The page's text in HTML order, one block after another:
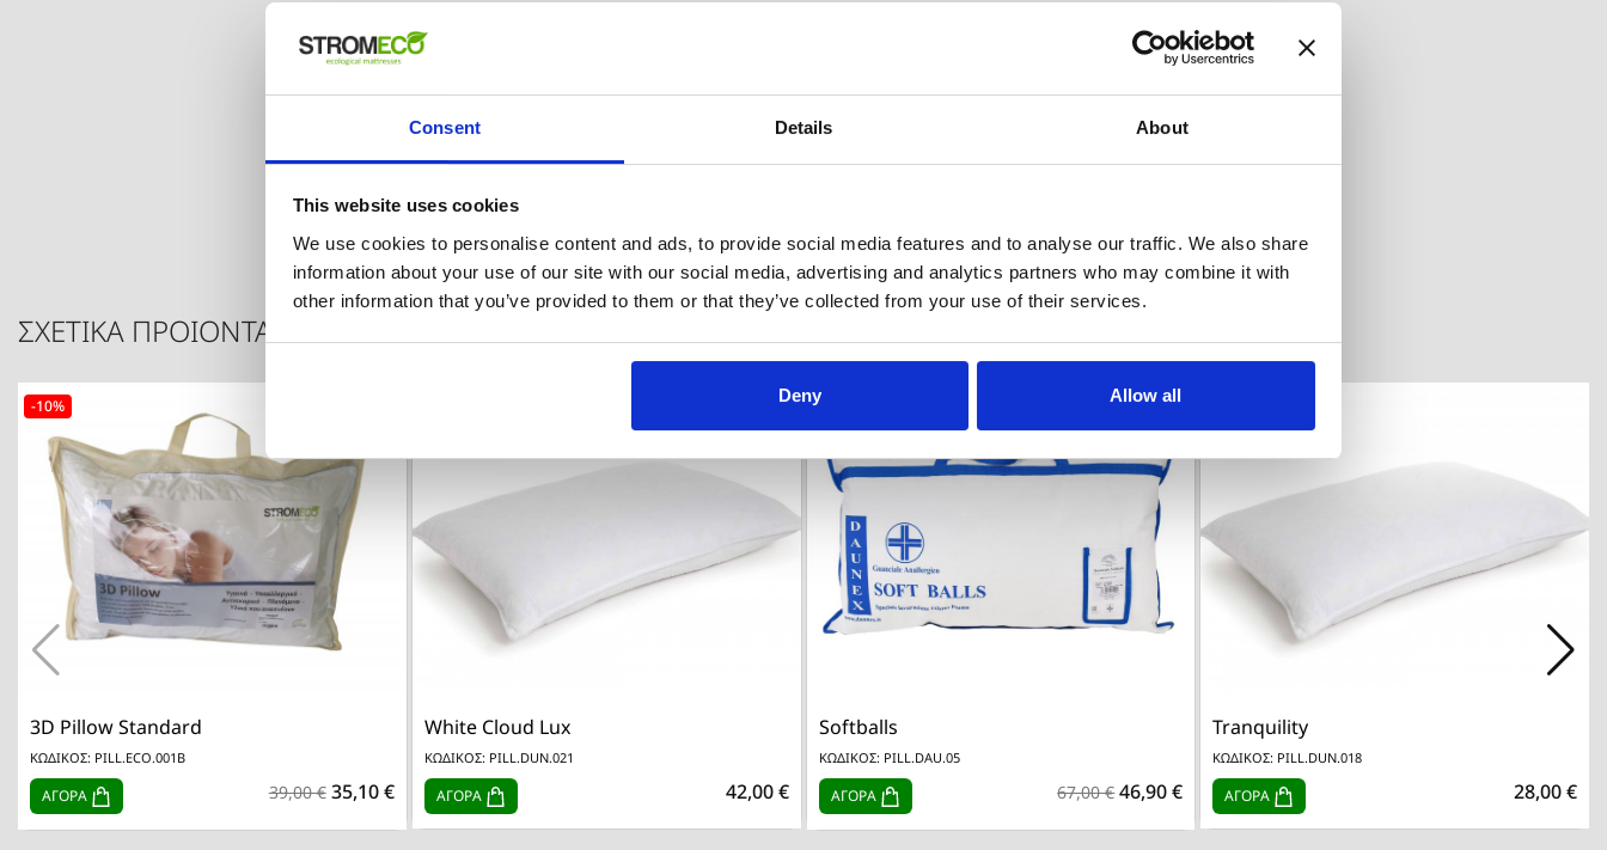
Consent Details About
This website uses cookies
We use cookies to personalise content and ads, to provide social media features and to analyse our traffic. We also share
information about your use of our site with our social media, advertising and analytics partners who may combine it with
other information that you’ve provided to them or that they’ve collected from your use of their services.
Deny Allow all
ΣΧΕΤΙΚΑ ΠΡΟΙΟΝΤΑ
Γρήγορη προβολή
3D Pillow Standard
ΚΩΔΙΚΟΣ: PILL.ECO.001B
ΑΓΟΡΑ 39,00 € 35,10 €
-10%
 Γρήγορη προβολή
White Cloud Lux
ΚΩΔΙΚΟΣ: PILL.DUN.021
ΑΓΟΡΑ 42,00 €
Softballs
ΚΩΔΙΚΟΣ: PILL.DAU.05
ΑΓΟΡΑ 67,00 € 46,90 €
-30%
Tranquility
ΚΩΔΙΚΟΣ: PILL.DUN.018
ΑΓΟΡΑ 28,00 €